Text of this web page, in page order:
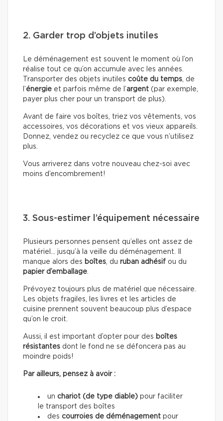
2. Garder trop d’objets inutiles
Le déménagement est souvent le moment où l’on
réalise tout ce qu’on accumule avec les années.
Transporter des objets inutiles coûte du temps, de
l’énergie et parfois même de l’argent (par exemple,
payer plus cher pour un transport de plus).
Avant de faire vos boîtes, triez vos vêtements, vos
accessoires, vos décorations et vos vieux appareils.
Donnez, vendez ou recyclez ce que vous n’utilisez
plus.
Vous arriverez dans votre nouveau chez-soi avec
moins d’encombrement!
3. Sous-estimer l’équipement nécessaire
Plusieurs personnes pensent qu’elles ont assez de
matériel… jusqu’à la veille du déménagement. Il
manque alors des boîtes, du ruban adhésif ou du
papier d’emballage.
Prévoyez toujours plus de matériel que nécessaire.
Les objets fragiles, les livres et les articles de
cuisine prennent souvent beaucoup plus d’espace
qu’on le croit.
Aussi, il est important d’opter pour des boîtes
résistantes dont le fond ne se défoncera pas au
moindre poids!
Par ailleurs, pensez à avoir :
un chariot (de type diable) pour faciliter
le transport des boîtes
des courroies de déménagement pour